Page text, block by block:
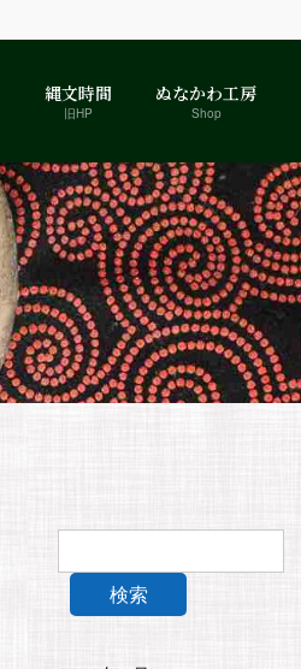
縄文時間
旧HP
ぬなかわ工房
Shop
検索